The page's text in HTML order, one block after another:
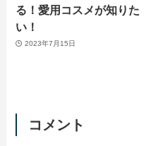
る！愛用コスメが知りた
い！
2023年7月15日
コメント